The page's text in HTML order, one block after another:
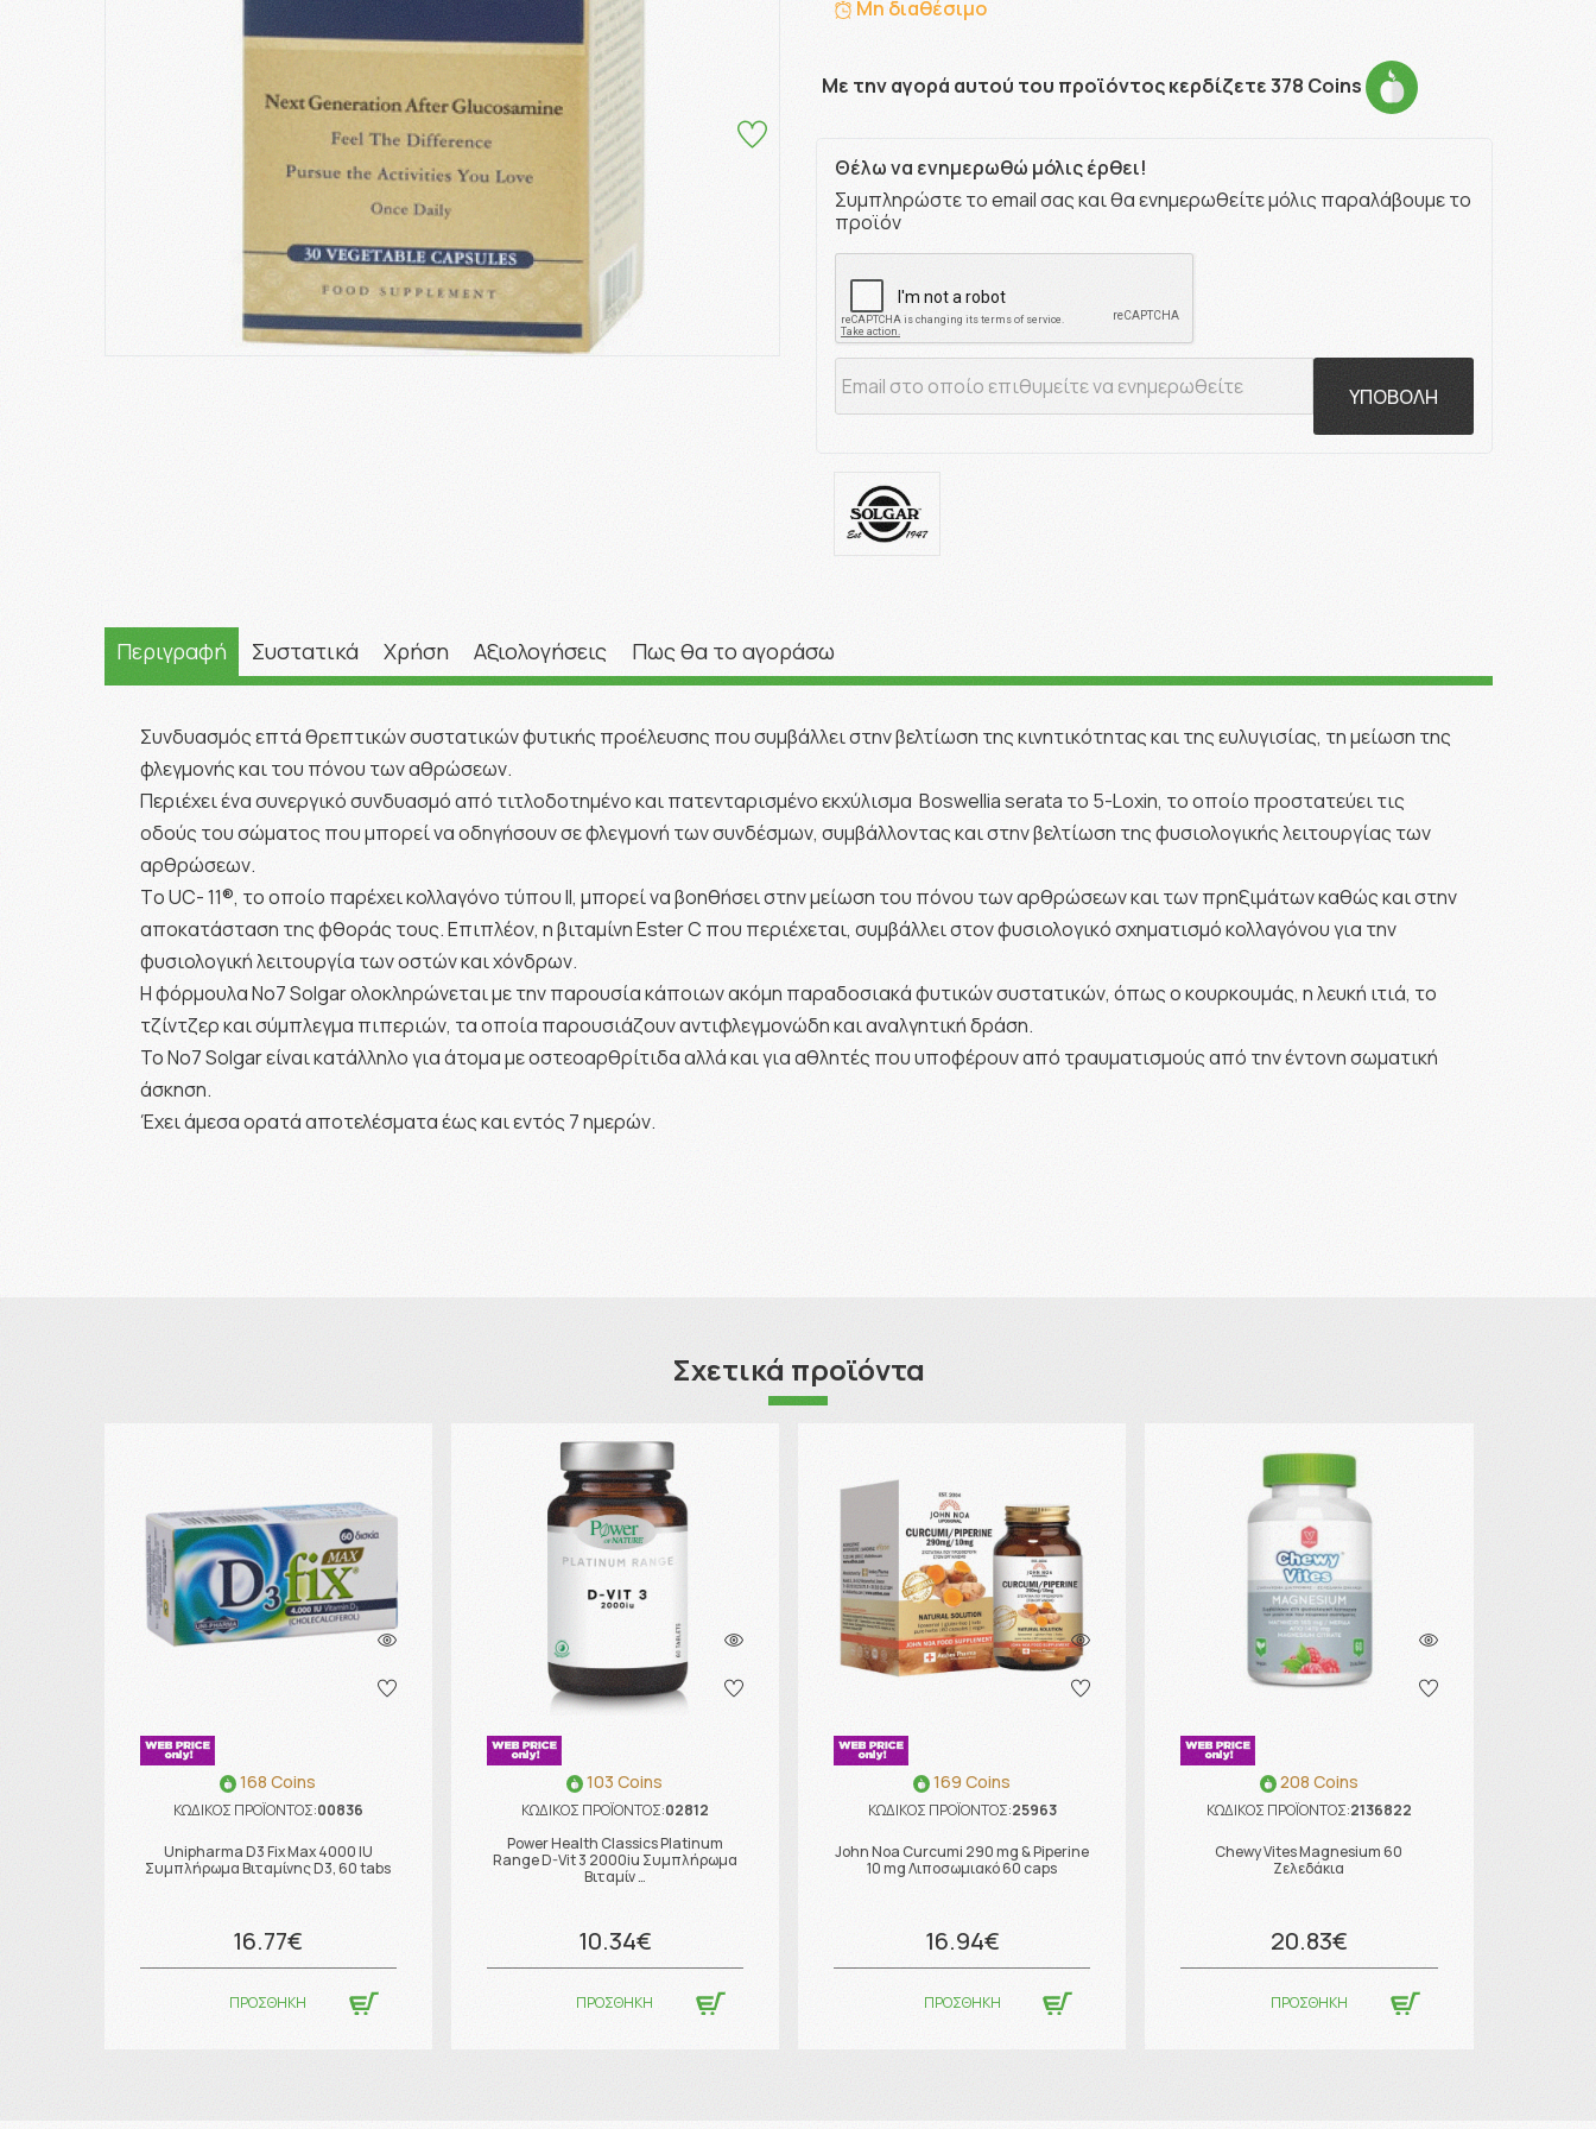
Μη διαθέσιμο
Με την αγορά αυτού του προϊόντος κερδίζετε 378 Coins
Θέλω να ενημερωθώ μόλις έρθει!
Συμπληρώστε το email σας και θα ενημερωθείτε μόλις παραλάβουμε το
προϊόν
ΥΠΟΒΟΛΗ
Περιγραφή Συστατικά Χρήση Αξιολογήσεις Πως θα το αγοράσω
Συνδυασμός επτά θρεπτικών συστατικών φυτικής προέλευσης που συμβάλλει στην βελτίωση της κινητικότητας και της ευλυγισίας, τη μείωση της
φλεγμονής και του πόνου των αθρώσεων.
Περιέχει ένα συνεργικό συνδυασμό από τιτλοδοτημένο και πατενταρισμένο εκχύλισμα Boswellia serata το 5-Loxin, το οποίο προστατεύει τις
οδούς του σώματος που μπορεί να οδηγήσουν σε φλεγμονή των συνδέσμων, συμβάλλοντας και στην βελτίωση της φυσιολογικής λειτουργίας των
αρθρώσεων.
Tο UC- 11®, το οποίο παρέχει κολλαγόνο τύπου ΙΙ, μπορεί να βοηθήσει στην μείωση του πόνου των αρθρώσεων και των πρηξιμάτων καθώς και στην
αποκατάσταση της φθοράς τους. Επιπλέον, η βιταμίνη Ester C που περιέχεται, συμβάλλει στον φυσιολογικό σχηματισμό κολλαγόνου για την
φυσιολογική λειτουργία των οστών και χόνδρων.
Η φόρμουλα Νο7 Solgar ολοκληρώνεται με την παρουσία κάποιων ακόμη παραδοσιακά φυτικών συστατικών, όπως ο κουρκουμάς, η λευκή ιτιά, το
τζίντζερ και σύμπλεγμα πιπεριών, τα οποία παρουσιάζουν αντιφλεγμονώδη και αναλγητική δράση.
Το Νο7 Solgar είναι κατάλληλο για άτομα με οστεοαρθρίτιδα αλλά και για αθλητές που υποφέρουν από τραυματισμούς από την έντονη σωματική
άσκηση.
Έχει άμεσα ορατά αποτελέσματα έως και εντός 7 ημερών.
Σχετικά προϊόντα
168 Coins
ΚΩΔΙΚΟΣ ΠΡΟΪΟΝΤΟΣ:00836
Unipharma D3 Fix Max 4000 IU
Συμπλήρωμα Βιταμίνης D3, 60 tabs
16.77€
ΠΡΟΣΘΗΚΗ
103 Coins
ΚΩΔΙΚΟΣ ΠΡΟΪΟΝΤΟΣ:02812
Power Health Classics Platinum
Range D-Vit 3 2000iu Συμπλήρωμα
Βιταμίν …
10.34€
ΠΡΟΣΘΗΚΗ
169 Coins
ΚΩΔΙΚΟΣ ΠΡΟΪΟΝΤΟΣ:25963
John Noa Curcumi 290 mg & Piperine
10 mg Λιποσωμιακό 60 caps
16.94€
ΠΡΟΣΘΗΚΗ
208 Coins
ΚΩΔΙΚΟΣ ΠΡΟΪΟΝΤΟΣ:2136822
Chewy Vites Magnesium 60
Ζελεδάκια
20.83€
ΠΡΟΣΘΗΚΗ